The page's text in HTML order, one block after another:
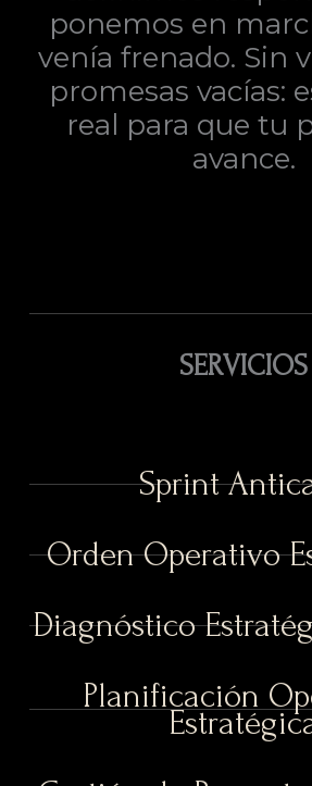
ponemos en
venía frenado. Sin
promesas vacías:
real para que tu
avance.
SERVICIOS
Sprint
Orden Operativo
Diagnóstico
Planificación